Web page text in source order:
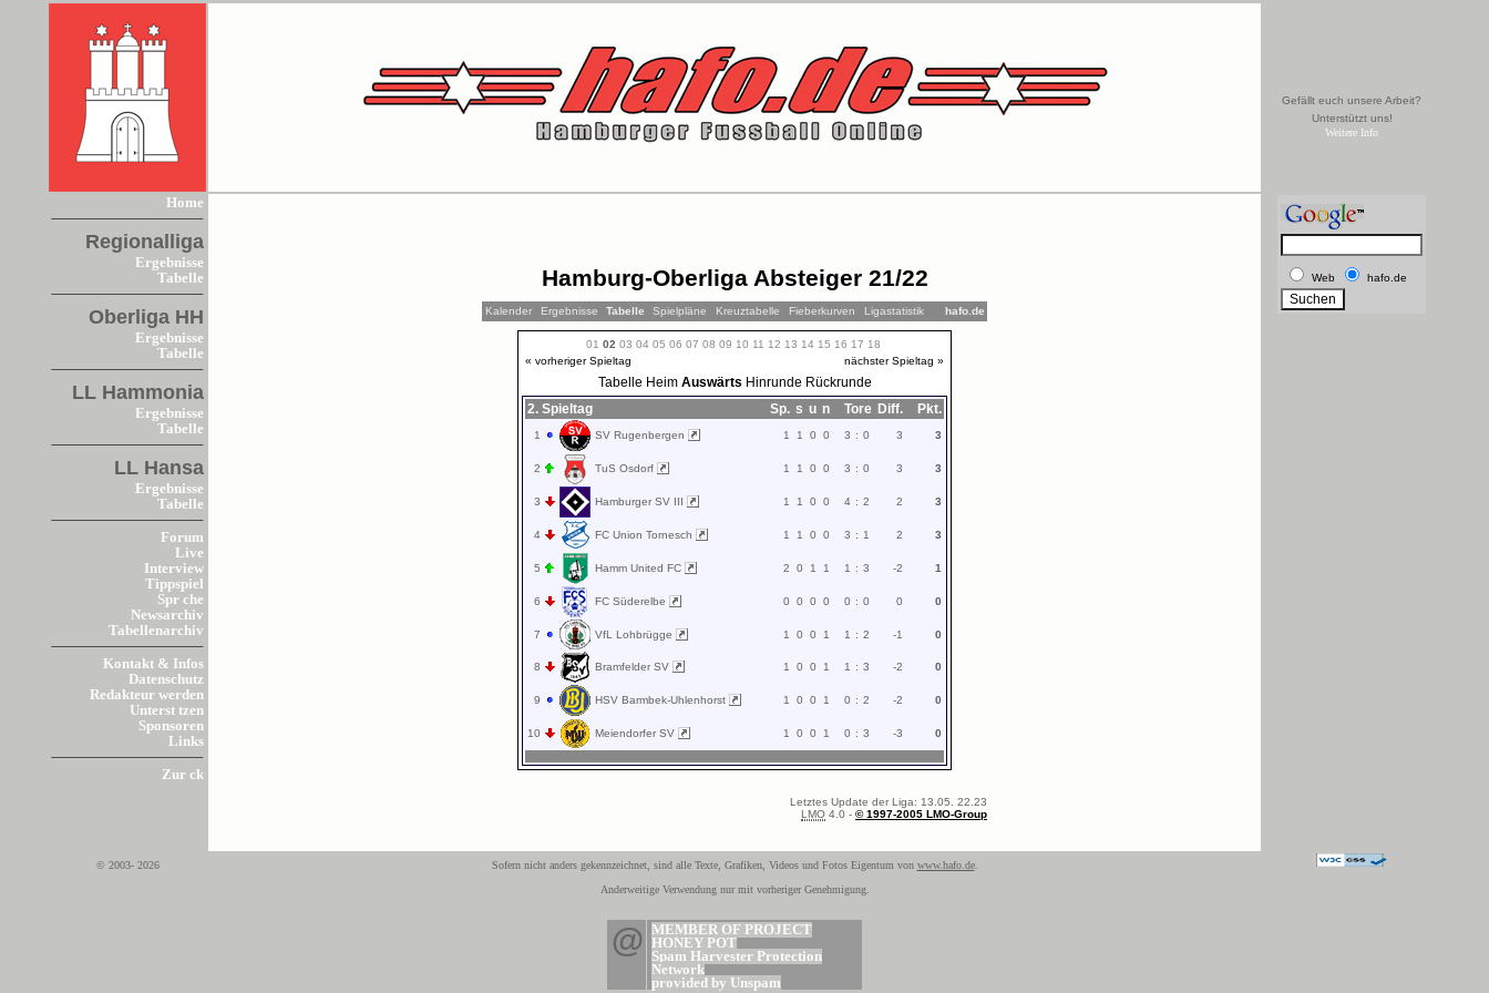
Gefällt euch unsere Arbeit?
Unterstützt uns!
Weitere Info
Home
Regionalliga
Ergebnisse
Tabelle
Oberliga HH
Ergebnisse
Tabelle
LL Hammonia
Ergebnisse
Tabelle
LL Hansa
Ergebnisse
Tabelle
Forum
Live
Interview
Tippspiel
Spr che
Newsarchiv
Tabellenarchiv
Kontakt & Infos
Datenschutz
Redakteur werden
Unterst tzen
Sponsoren
Links
Zur ck
Hamburg-Oberliga Absteiger 21/22
Kalender Ergebnisse Tabelle Spielpläne Kreuztabelle Fieberkurven Ligastatistik hafo.de
01 02 03 04 05 06 07 08 09 10 11 12 13 14 15 16 17 18
« vorheriger Spieltag
nächster Spieltag »
Tabelle HeimAuswärts Hinrunde Rückrunde
2. Spieltag
Sp. s u n Tore Diff. Pkt.
1 SV Rugenbergen 1 1 0 0 3 : 0 3 3
2 TuS Osdorf 1 1 0 0 3 : 0 3 3
3 Hamburger SV III 1 1 0 0 4 : 2 2 3
4 FC Union Tornesch 1 1 0 0 3 : 1 2 3
5 Hamm United FC 2 0 1 1 1 : 3 -2 1
6 FC Süderelbe 0 0 0 0 0 : 0 0 0
7 VfL Lohbrügge 1 0 0 1 1 : 2 -1 0
8 Bramfelder SV 1 0 0 1 1 : 3 -2 0
9 HSV Barmbek-Uhlenhorst 1 0 0 1 0 : 2 -2 0
10 Meiendorfer SV 1 0 0 1 0 : 3 -3 0
Letztes Update der Liga: 13.05. 22.23
LMO 4.0 - © 1997-2005 LMO-Group
Web hafo.de
© 2003- 2026 Sofern nicht anders gekennzeichnet, sind alle Texte, Grafiken, Videos und Fotos Eigentum von www.hafo.de.
Anderweitige Verwendung nur mit vorheriger Genehmigung.
@
MEMBER OF PROJECT
HONEY POT
Spam Harvester Protection
Network
provided by Unspam